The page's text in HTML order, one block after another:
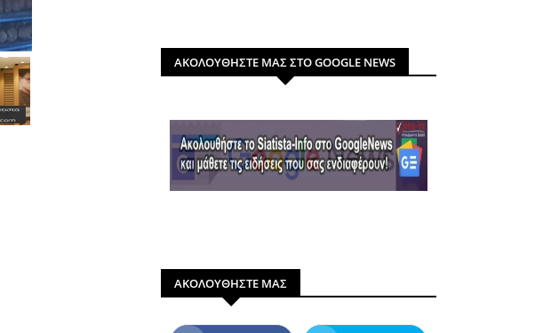
ΑΚΟΛΟΥΘΗΣΤΕ ΜΑΣ ΣΤΟ GOOGLE NEWS
ΑΚΟΛΟΥΘΗΣΤΕ ΜΑΣ